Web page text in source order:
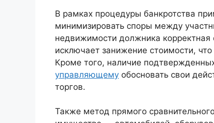
В рамках процедуры банкротства
минимизировать споры между
недвижимости должника корректная
исключает занижение стоимости,
Кроме того, наличие
управляющему обосновать свои
торгов.
Также метод прямого